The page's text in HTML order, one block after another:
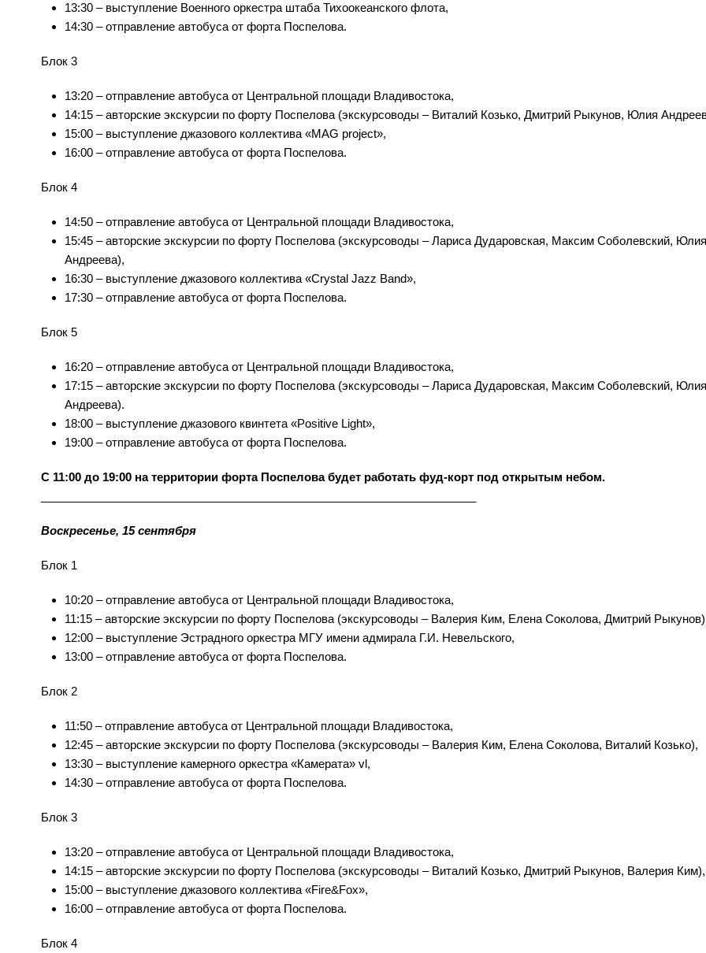
13:30 – выступление Военного оркестра штаба Тихоокеанского флота,
14:30 – отправление автобуса от форта Поспелова.
Блок 3
13:20 – отправление автобуса от Центральной площади Владивостока,
14:15 – авторские экскурсии по форту Поспелова (экскурсоводы – Виталий Козько, Дмитрий Рыкунов, Юлия
15:00 – выступление джазового коллектива «MAG project»,
16:00 – отправление автобуса от форта Поспелова.
Блок 4
14:50 – отправление автобуса от Центральной площади Владивостока,
15:45 – авторские экскурсии по форту Поспелова (экскурсоводы – Лариса Дударовская, Максим Соболевский, Юлия
Андреева),
16:30 – выступление джазового коллектива «Crystal Jazz Band»,
17:30 – отправление автобуса от форта Поспелова.
Блок 5
16:20 – отправление автобуса от Центральной площади Владивостока,
17:15 – авторские экскурсии по форту Поспелова (экскурсоводы – Лариса Дударовская, Максим Соболевский, Юлия
Андреева).
18:00 – выступление джазового квинтета «Positive Light»,
19:00 – отправление автобуса от форта Поспелова.
С 11:00 до 19:00 на территории форта Поспелова будет работать фуд-корт под открытым небом.
Воскресенье, 15 сентября
Блок 1
10:20 – отправление автобуса от Центральной площади Владивостока,
11:15 – авторские экскурсии по форту Поспелова (экскурсоводы – Валерия Ким, Елена Соколова, Дмитрий
12:00 – выступление Эстрадного оркестра МГУ имени адмирала Г.И. Невельского,
13:00 – отправление автобуса от форта Поспелова.
Блок 2
11:50 – отправление автобуса от Центральной площади Владивостока,
12:45 – авторские экскурсии по форту Поспелова (экскурсоводы – Валерия Ким, Елена Соколова, Виталий Козько),
13:30 – выступление камерного оркестра «Камерата» vl,
14:30 – отправление автобуса от форта Поспелова.
Блок 3
13:20 – отправление автобуса от Центральной площади Владивостока,
14:15 – авторские экскурсии по форту Поспелова (экскурсоводы – Виталий Козько, Дмитрий Рыкунов, Валерия Ким),
15:00 – выступление джазового коллектива «Fire&Fox»,
16:00 – отправление автобуса от форта Поспелова.
Блок 4